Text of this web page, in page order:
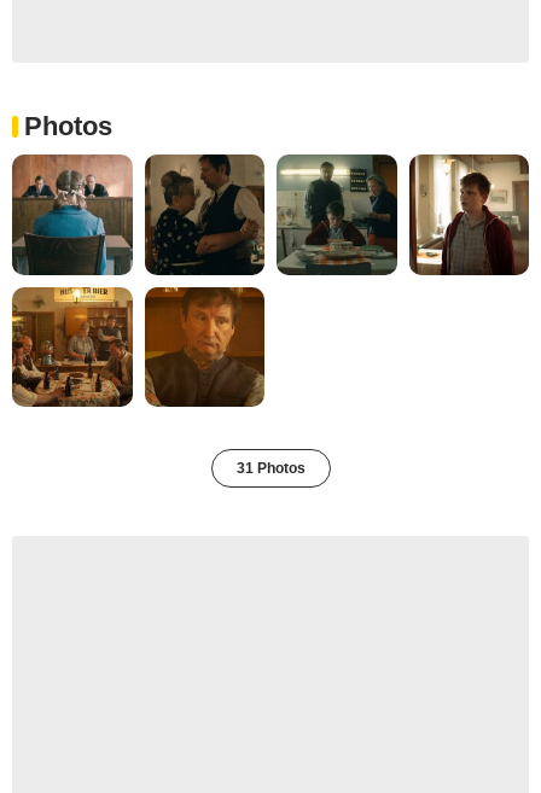
Photos
31 Photos